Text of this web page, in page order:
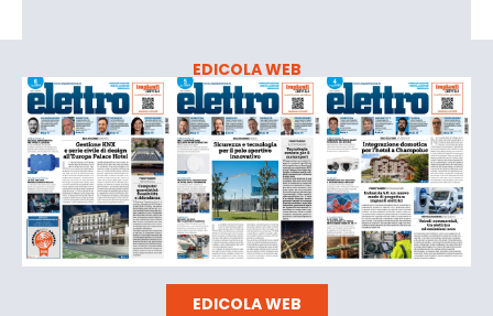
EDICOLA WEB
EDICOLA WEB